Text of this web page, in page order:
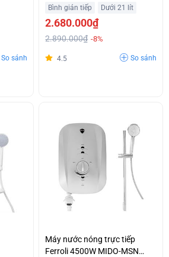
So sánh
Bình gián tiếp Dưới 21 lít
2.680.000₫
2.890.000₫ -8%
4.5 So sánh
Máy nước nóng trực tiếp
Ferroli 4500W MIDO-MSN